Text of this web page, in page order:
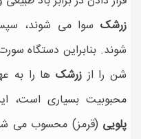
زرشک سوا می شوند،
شوند. بنابراین دستگاه
شن را اززرشک ها را به
محبوبیت بسیاری است،
پلویی (قرمز) محسوب می